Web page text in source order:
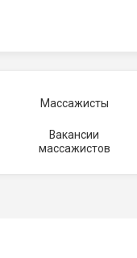
Массажисты
Вакансии
массажистов